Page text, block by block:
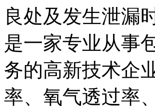
良处及发生泄漏
是一家专业从事
务的高新技术企
率、氧气透过率